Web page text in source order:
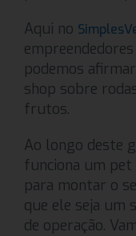
Aqui no
podemos
shop sobre
frutos.
Ao longo deste
funciona um pet
para montar o
que ele seja um
de operação.